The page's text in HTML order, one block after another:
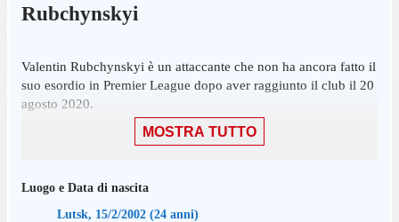
Rubchynskyi
Valentin Rubchynskyi è un attaccante che non ha ancora fatto il
suo esordio in Premier League dopo aver raggiunto il club il 20
agosto 2020.
Prima di arrivare a vestire la maglia nell'agosto 2020,
MOSTRA TUTTO
Luogo e Data di nascita
Lutsk, 15/2/2002 (24 anni)